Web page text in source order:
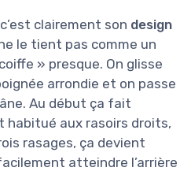
clairement son design
le tient pas comme un
» presque. On glisse
arrondie et on passe
Au début ça fait
habitué aux rasoirs droits,
rasages, ça devient
atteindre l’arrière